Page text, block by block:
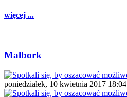
więcej ...
Malbork
poniedziałek, 10 kwietnia 2017 18:04